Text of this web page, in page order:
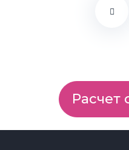
Расчет